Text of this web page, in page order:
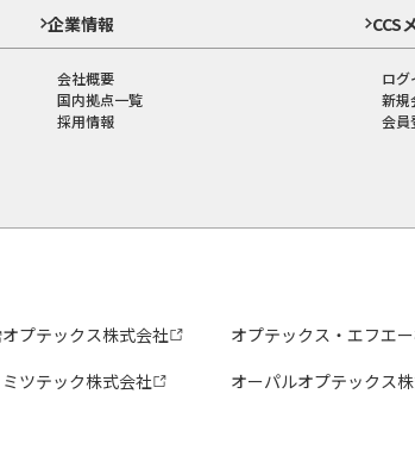
企業情報
会社概要
国内拠点一覧
採用情報
CCS
ログ
新規
会員
オプテックス株式会社 オプテックス・エフエ
ミツテック株式会社
オーパルオプテックス